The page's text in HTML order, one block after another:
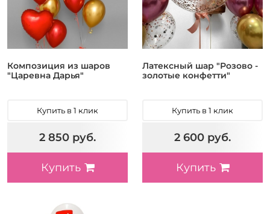
Композиция из шаров
"Царевна Дарья"
Купить в 1 клик
2 850 руб.
Купить
Латексный шар "Розово -
золотые конфетти"
Купить в 1 клик
2 600 руб.
Купить